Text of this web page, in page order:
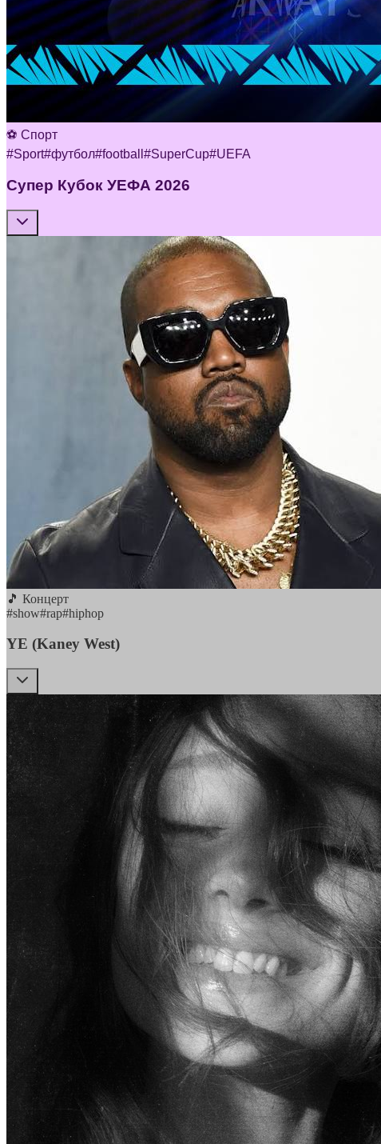
⚽ Спорт
#Sport#футбол#football #SuperCup#UEFA
Супер Кубок УЕФА 2026
🎵 Концерт
#show#rap#hiphop
YE (Kaney West)